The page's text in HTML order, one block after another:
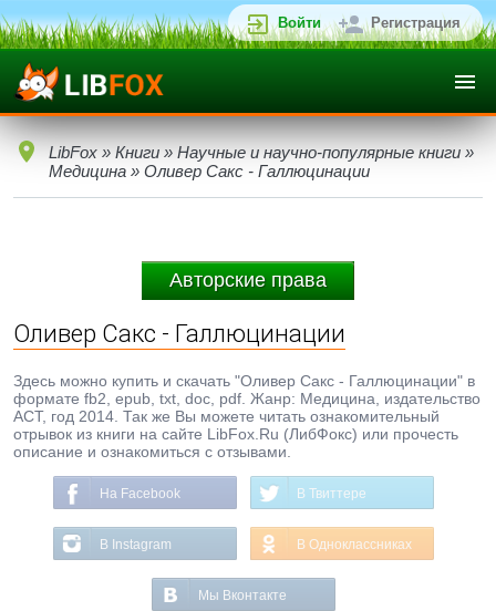
Войти Регистрация
LibFox » Книги » Научные и научно-популярные книги »
Медицина » Оливер Сакс - Галлюцинации
Авторские права
Оливер Сакс - Галлюцинации
Здесь можно купить и скачать "Оливер Сакс - Галлюцинации" в
формате fb2, epub, txt, doc, pdf. Жанр: Медицина, издательство
АСТ, год 2014. Так же Вы можете читать ознакомительный
отрывок из книги на сайте LibFox.Ru (ЛибФокс) или прочесть
описание и ознакомиться с отзывами.
На Facebook В Твиттере
В Instagram В Одноклассниках
Мы Вконтакте